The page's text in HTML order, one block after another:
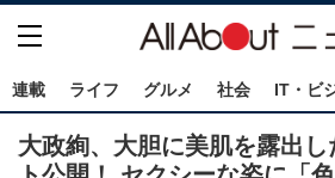
連載 ライフ グルメ 社会 IT・ビ
大政絢、大胆に美肌を露出し